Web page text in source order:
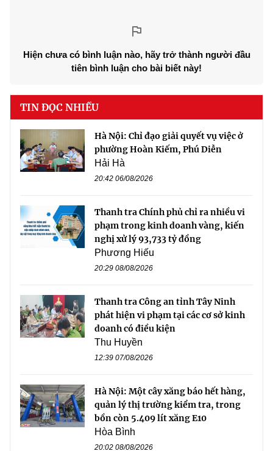
Hiện chưa có bình luận nào, hãy trở thành người đầu
tiên bình luận cho bài biết này!
TIN ĐỌC NHIỀU
Hà Nội: Chỉ đạo giải quyết vụ việc ở
phường Hoàn Kiếm, Phú Diễn
Hải Hà
20:42 06/08/2026
Thanh tra Chính phủ chỉ ra nhiều vi
phạm trong kinh doanh vàng, kiến
nghị xử lý 93,733 tỷ đồng
Phương Hiếu
20:29 08/08/2026
Thanh tra Công an tỉnh Tây Ninh
phát hiện vi phạm tại các cơ sở kinh
doanh có điều kiện
Thu Huyền
12:39 07/08/2026
Hà Nội: Một cây xăng báo hết hàng,
quản lý thị trường kiểm tra, trong
bồn còn 5.409 lít xăng E10
Hòa Bình
20:02 08/08/2026